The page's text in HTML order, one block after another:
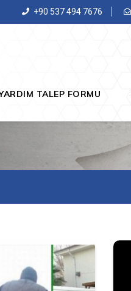
+90 537 494 7676
TALEP FORMU